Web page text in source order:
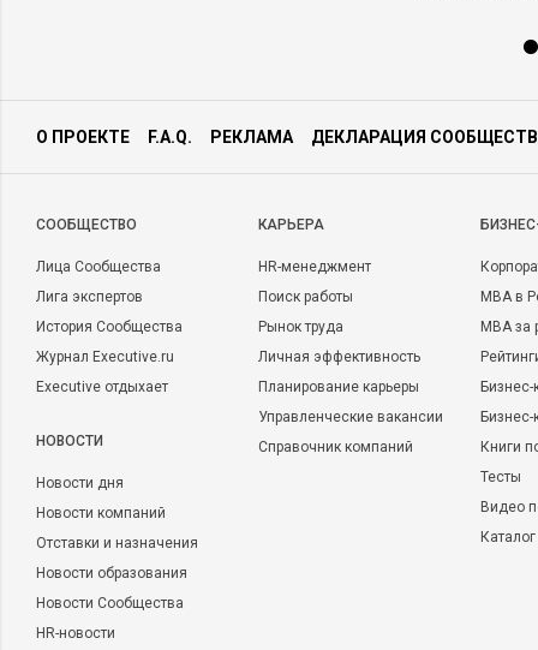
О ПРОЕКТЕ F.A.Q. РЕКЛАМА ДЕКЛАРАЦИЯ
CООБЩЕСТВО
Лица Сообщества
Лига экспертов
История Сообщества
Журнал Executive.ru
Executive отдыхает
НОВОСТИ
Новости дня
Новости компаний
Отставки и назначения
Новости образования
Новости Сообщества
HR-новости
КАРЬЕРА
HR-менеджмент
Поиск работы
Рынок труда
Личная эффективность
Планирование карьеры
Управленческие вакансии
Справочник компаний
MBA в
MBA
Бизнес-
Книги
Тесты
Видео